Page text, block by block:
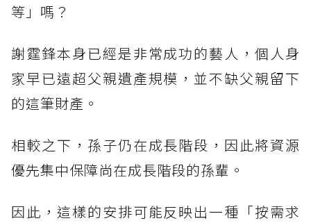
等」嗎？
謝霆鋒本身已經是非常成功的藝人，個人身
家早已遠超父親遺產規模，並不缺父親留下
的這筆財產。
相較之下，孫子仍在成長階段，因此將資源
優先集中保障尚在成長階段的孫輩。
因此，這樣的安排可能反映出一種「按需求